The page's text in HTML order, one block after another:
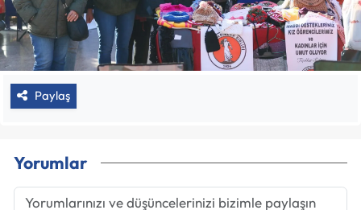
Paylaş
Yorumlar